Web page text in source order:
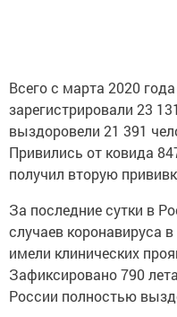
Всего с марта 2020
зарегистрировали 23
выздоровели 21 391
Привились от ковида
получил вторую
За последние сутки в
случаев коронавируса
имели клинических
Зафиксировано 790
России полностью